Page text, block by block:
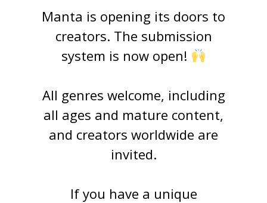
Manta is opening its doors to
creators. The submission
system is now open!
All genres welcome, including
all ages and mature content,
and creators worldwide are
invited.
If you have a unique